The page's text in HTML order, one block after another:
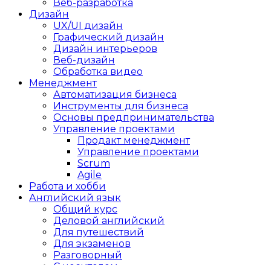
Веб-разработка
Дизайн
UX/UI дизайн
Графический дизайн
Дизайн интерьеров
Веб-дизайн
Обработка видео
Менеджмент
Автоматизация бизнеса
Инструменты для бизнеса
Основы предпринимательства
Управление проектами
Продакт менеджмент
Управление проектами
Scrum
Agile
Работа и хобби
Английский язык
Общий курс
Деловой английский
Для путешествий
Для экзаменов
Разговорный